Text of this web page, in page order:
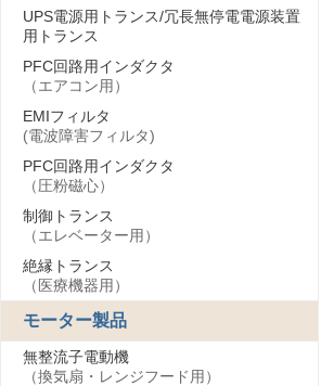
UPS電源用トランス/冗長無停電電源装置
用トランス
PFC回路用インダクタ
（エアコン用）
EMIフィルタ
(電波障害フィルタ)
PFC回路用インダクタ
（圧粉磁心）
制御トランス
（エレベーター用）
絶縁トランス
（医療機器用）
モーター製品
無整流子電動機
（換気扇・レンジフード用）